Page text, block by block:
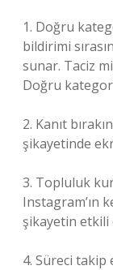
1. Doğru
bildirimi
sunar. Taciz
Doğru
2. Kanıt
şikayetinde
3. Topluluk
Instagram’ın
şikayetin etkili
4. Süreci takip